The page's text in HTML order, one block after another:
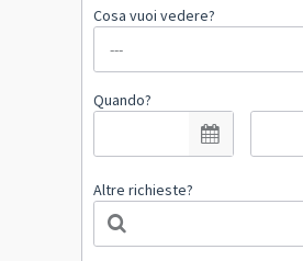
Cosa vuoi vedere?
Quando?
Altre richieste?